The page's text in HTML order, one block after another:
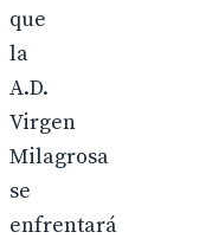
que
la
A.D.
Virgen
Milagrosa
se
enfrentará